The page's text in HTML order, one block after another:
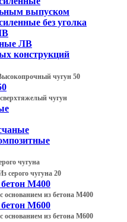
выпуском
без уголка
ЛВ
конструкций
чугун 50
чугун
чугуна
серого чугуна 20
М400
основанием из бетона М400
М600
основанием из бетона М600